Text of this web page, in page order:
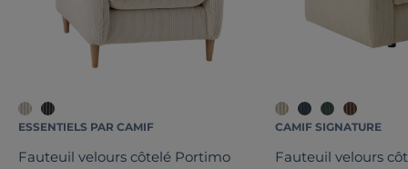
ESSENTIELS PAR CAMIF
Fauteuil velours côtelé Portimo
CAMIF SIGNATURE
Fauteuil velours